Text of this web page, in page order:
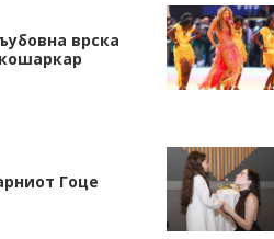
врска
Гоце